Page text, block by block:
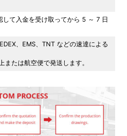
して入金を受け取ってから 5 ～ 7 日
、EMS、TNT などの速達による
または航空便で発送します。